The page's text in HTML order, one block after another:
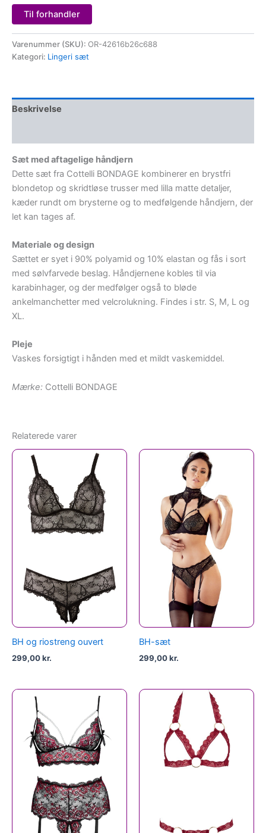
Til forhandler
Varenummer (SKU): OR-42616b26c688
Kategori: Lingeri sæt
Beskrivelse
Sæt med aftagelige håndjern
Dette sæt fra Cottelli BONDAGE kombinerer en brystfri
blondetop og skridtløse trusser med lilla matte detaljer,
kæder rundt om brysterne og to medfølgende håndjern, der
let kan tages af.
Materiale og design
Sættet er syet i 90% polyamid og 10% elastan og fås i sort
med sølvfarvede beslag. Håndjernene kobles til via
karabinhager, og der medfølger også to bløde
ankelmanchetter med velcrolukning. Findes i str. S, M, L og
XL.
Pleje
Vaskes forsigtigt i hånden med et mildt vaskemiddel.
Mærke: Cottelli BONDAGE
Relaterede varer
BH og riostreng ouvert
299,00kr.
BH-sæt
299,00kr.